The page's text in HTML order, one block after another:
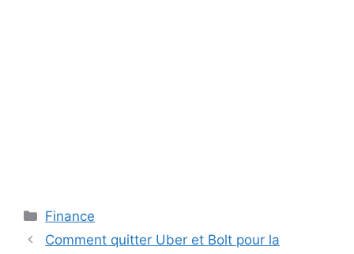
Catégories
Finance
Comment quitter Uber et Bolt pour la